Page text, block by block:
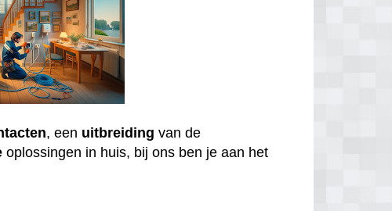
, een uitbreiding van de
oplossingen in huis, bij ons ben je aan het